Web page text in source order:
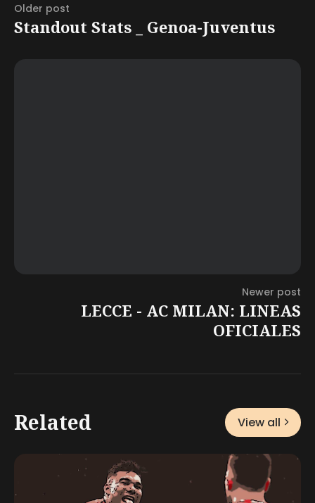
Older post
Standout Stats _ Genoa-Juventus
Newer post
LECCE - AC MILAN: LINEAS
OFICIALES
Related View all